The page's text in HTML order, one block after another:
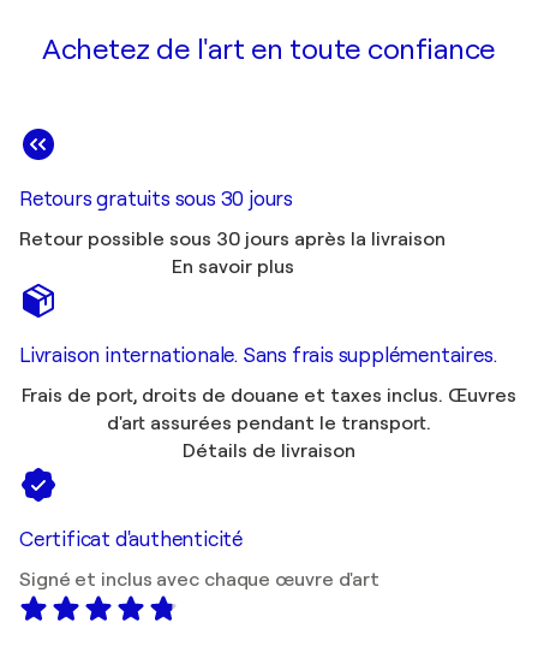
Achetez de l'art en toute confiance
Retours gratuits sous 30 jours
Retour possible sous 30 jours après la livraison
En savoir plus
Livraison internationale. Sans frais supplémentaires.
Frais de port, droits de douane et taxes inclus. Œuvres
d'art assurées pendant le transport.
Détails de livraison
Certificat d'authenticité
Signé et inclus avec chaque œuvre d'art